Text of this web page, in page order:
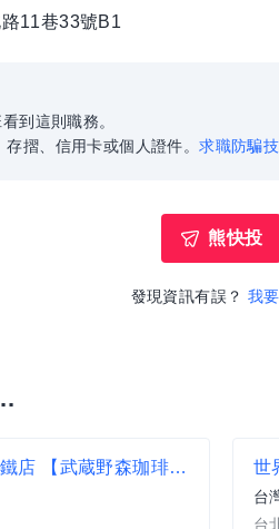
11巷33號B1
到這則職務。
存摺、信用卡或個人證件。求職防騙
熊快投
發現資訊有誤？ 我
限早班【時薪232元起】西門相鐵店 【武蔵野森珈琲Diner】內外計時人員 世
台
台